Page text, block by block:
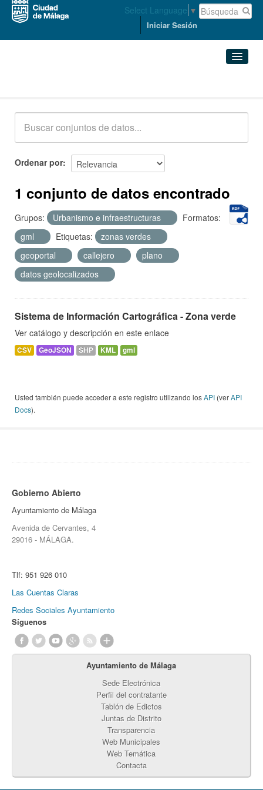
Select Language ▼
Iniciar Sesión
Acerca de
Ordenar por
1 conjunto de datos encontrado
Grupos: Urbanismo e infraestructuras
Formatos:
gml
Etiquetas:
zonas verdes
geoportal
callejero
plano
datos geolocalizados
Sistema de Información Cartográfica - Zona verde
Ver catálogo y descripción en este enlace
CSV GeoJSON SHP KML gml
Usted también puede acceder a este registro utilizando losAPI (verAPI
Docs).
Gobierno Abierto
Ayuntamiento de Málaga
Avenida de Cervantes, 4
29016 - MÁLAGA.
Tlf: 951 926 010
Las Cuentas Claras
Redes Sociales Ayuntamiento
Síguenos
Ayuntamiento de Málaga
Sede Electrónica
Perfil del contratante
Tablón de Edictos
Juntas de Distrito
Transparencia
Web Municipales
Web Temática
Contacta